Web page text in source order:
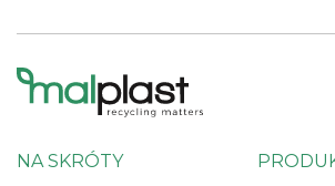
NA SKRÓTY